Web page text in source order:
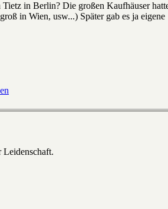
in Berlin? Die großen Kaufhäuser
in Wien, usw...) Später gab es ja
Leidenschaft.